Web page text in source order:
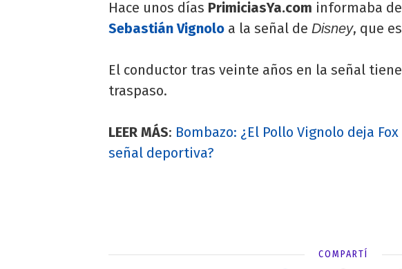
Hace unos días PrimiciasYa.com informaba
Sebastián Vignolo a la señal de Disney, que
El conductor tras veinte años en la señal
traspaso.
LEER MÁS: Bombazo: ¿El Pollo Vignolo deja
señal deportiva?
COMPARTÍ